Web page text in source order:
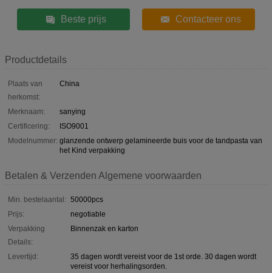
Beste prijs Contacteer ons
Productdetails
Plaats van
herkomst:
China
Merknaam:
sanying
Certificering:
ISO9001
Modelnummer: glanzende ontwerp gelamineerde buis voor de tandpasta van
het Kind verpakking
Betalen & Verzenden Algemene voorwaarden
Min. bestelaantal: 50000pcs
Prijs:
negotiable
Verpakking
Details:
Binnenzak en karton
Levertijd:
35 dagen wordt vereist voor de 1st orde. 30 dagen wordt
vereist voor herhalingsorden.